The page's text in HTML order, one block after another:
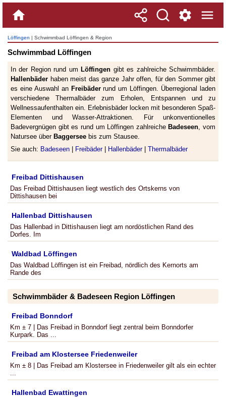
Löffingen | Schwimmbad Löffingen & Region
Schwimmbad Löffingen
In der Region rund um Löffingen gibt es zahlreiche Schwimmbäder.
Hallenbäder haben meist das ganze Jahr offen, für den Sommer gibt
es eine Auswahl an Freibäderrund um Löffingen. Überregional laden
verschiedene Thermalbäder zum Erholen, Entspannen und zu
Wellnessaufenthalten ein. Erlebnisbäder locken mit besonderen Spaß-
Elementen und Wasser-Attraktionen. Für unkonventionelles
Badevergnügen gibt es rund um Löffingen zahlreiche Badeseen, vom
Natursee über Baggersee bis zum Stausee.
Sie auch: Badeseen Freibäder| Hallenbäder| Thermalbäder
Freibad Dittishausen
Das Freibad Dittishausen liegt westlich des Ortskerns von
Dittishausen bei
Hallenbad Dittishausen
Das Hallenbad in Dittishausen liegt am nordöstlichen Rand des
Dorfes. Im
Waldbad Löffingen
Das Waldbad Löffingen ist ein Freibad, nördlich des Kernorts am
Rande des
Schwimmbäder & Badeseen Region Löffingen
Freibad Bonndorf
Km ± 7 | Das Freibad in Bonndorf liegt zentral beim Bonndorfer
Kurpark. Das ...
Freibad am Klostersee Friedenweiler
Km ± 8 | Das Freibad am Klostersee in Friedenweiler gilt als ein echter
...
Hallenbad Ewattingen